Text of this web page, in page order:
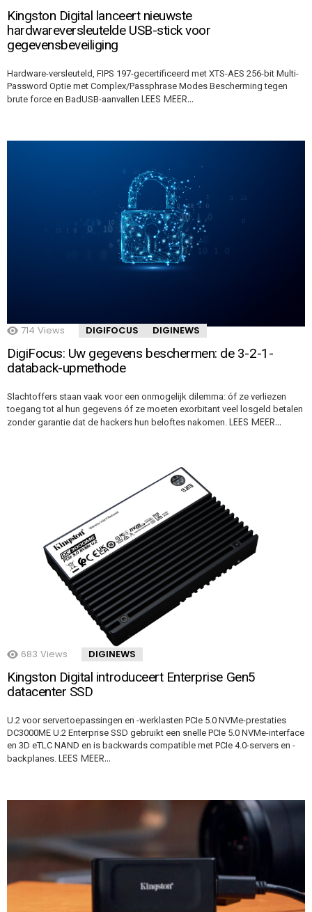
Kingston Digital lanceert nieuwste
hardwareversleutelde USB-stick voor
gegevensbeveiliging
Hardware-versleuteld, FIPS 197-gecertificeerd met XTS-AES 256-bit Multi-
Password Optie met Complex/Passphrase Modes Bescherming tegen
brute force en BadUSB-aanvallen LEES MEER…
714 Views DIGIFOCUS DIGINEWS
DigiFocus: Uw gegevens beschermen: de 3-2-1-
databack-upmethode
Slachtoffers staan vaak voor een onmogelijk dilemma: óf ze verliezen
toegang tot al hun gegevens óf ze moeten exorbitant veel losgeld betalen
zonder garantie dat de hackers hun beloftes nakomen. LEES MEER…
683 Views DIGINEWS
Kingston Digital introduceert Enterprise Gen5
datacenter SSD
U.2 voor servertoepassingen en -werklasten PCIe 5.0 NVMe-prestaties
DC3000ME U.2 Enterprise SSD gebruikt een snelle PCIe 5.0 NVMe-interface
en 3D eTLC NAND en is backwards compatible met PCIe 4.0-servers en -
backplanes. LEES MEER…